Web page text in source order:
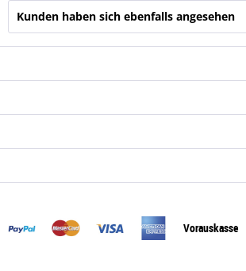
Kunden haben sich ebenfalls angesehen
Vorauskasse